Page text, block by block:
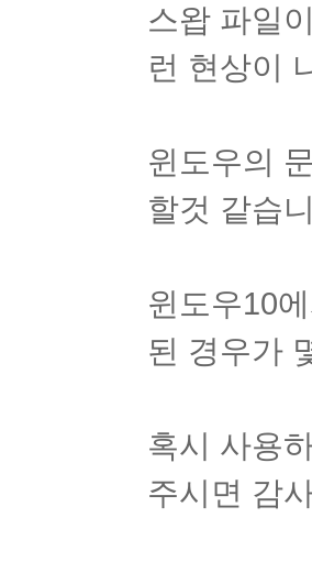
스왑 파일
런 현상이
윈도우의
할것 같습
윈도우10
된 경우가
혹시 사용
주시면 감